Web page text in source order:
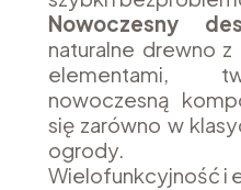
Nowoczesny
naturalne drewno
elementami,
nowoczesną
się zarówno w
ogrody.
Wielofunkcyjność i